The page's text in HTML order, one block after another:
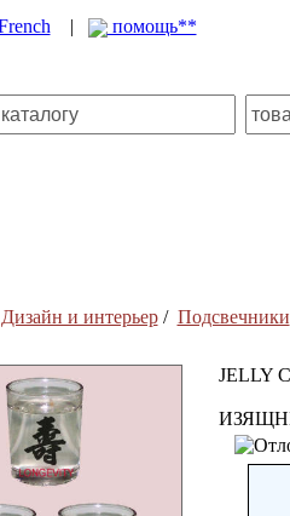
| помощь**
Дизайн и интерьер/ Подсвечники
JELLY